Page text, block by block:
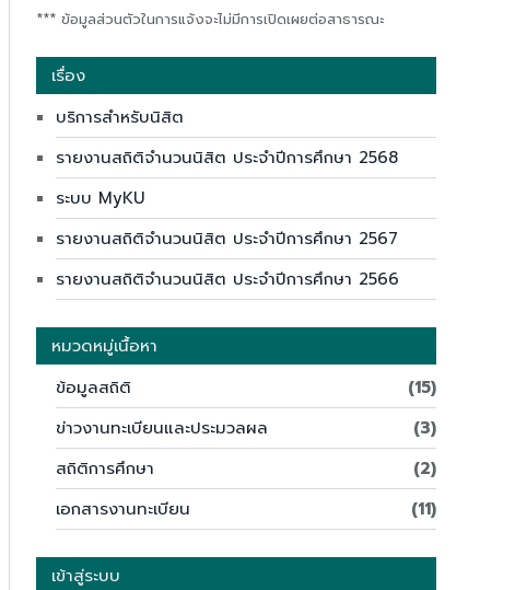
*** ข้อมูลส่วนตัวในการแจ้งจะไม่มีการเปิดเผยต่อสาธารณะ
เรื่อง
บริการสำหรับนิสิต
รายงานสถิติจำนวนนิสิต ประจำปีการศึกษา 2568
ระบบ MyKU
รายงานสถิติจำนวนนิสิต ประจำปีการศึกษา 2567
รายงานสถิติจำนวนนิสิต ประจำปีการศึกษา 2566
หมวดหมู่เนื้อหา
ข้อมูลสถิติ
(15)
ข่าวงานทะเบียนและประมวลผล
(3)
สถิติการศึกษา
(2)
เอกสารงานทะเบียน
(11)
เข้าสู่ระบบ